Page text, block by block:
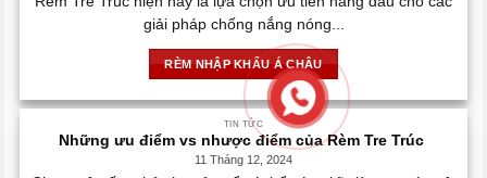
giải pháp chống nắng nóng...
RÈM NHẬP KHẨU Á CHÂU
TIN TỨC
Những ưu điểm vs nhược điểm của Rèm Tre Trúc
11 Tháng 12, 2024